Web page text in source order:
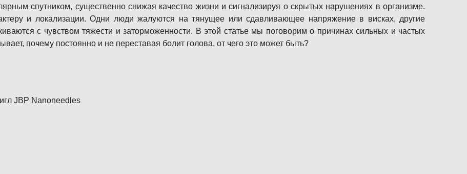
спутником, существенно снижая качество жизни и сигнализируя о скрытых нарушениях в организме.
и локализации. Одни люди жалуются на тянущее или сдавливающее напряжение в висках, другие
с чувством тяжести и заторможенности. В этой статье мы поговорим о причинах сильных и частых
почему постоянно и не переставая болит голова, от чего это может быть?
JBP Nanoneedles